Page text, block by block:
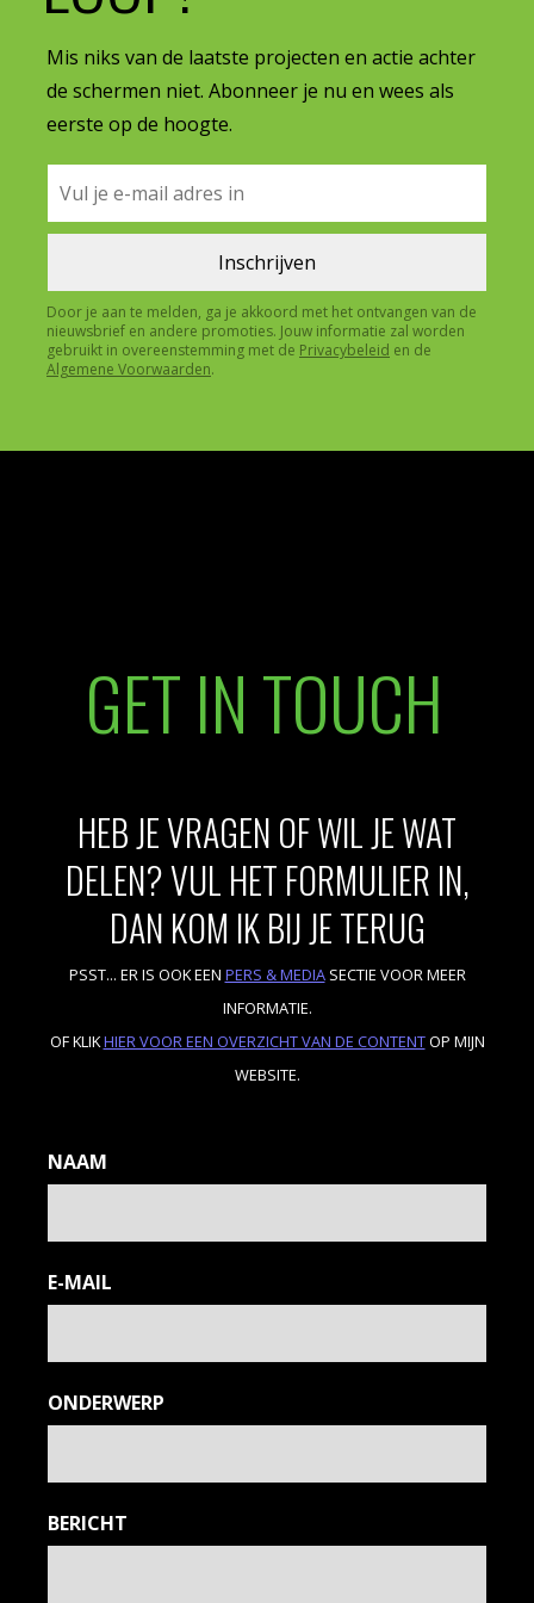
Mis niks van de laatste projecten en actie achter
de schermen niet. Abonneer je nu en wees als
eerste op de hoogte.
Door je aan te melden, ga je akkoord met het ontvangen van de
nieuwsbrief en andere promoties. Jouw informatie zal worden
gebruikt in overeenstemming met de Privacybeleid en de
Algemene Voorwaarden.
GET IN TOUCH
HEB JE VRAGEN OF WIL JE WAT
DELEN? VUL HET FORMULIER IN,
DAN KOM IK BIJ JE TERUG
PSST... ER IS OOK EEN PERS & MEDIASECTIE VOOR MEER
INFORMATIE.
OF KLIKHIER VOOR EEN OVERZICHT VAN DE CONTENTOP MIJN
WEBSITE.
NAAM
E-MAIL
ONDERWERP
BERICHT
OVER